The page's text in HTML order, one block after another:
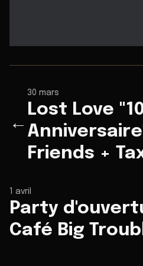
←
30 mars
Lost Love
Friends +
1 avril
Party
Café Big